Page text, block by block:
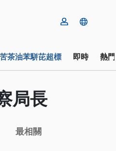
苦茶油苯駢芘超標 即時 熱
局長
最相關